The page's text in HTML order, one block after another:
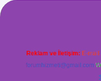
Reklam ve İletişim: E-mail:
forumhizmeti@gmail.com